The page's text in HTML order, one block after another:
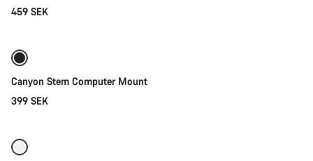
459 SEK
Canyon Stem Computer Mount
399 SEK